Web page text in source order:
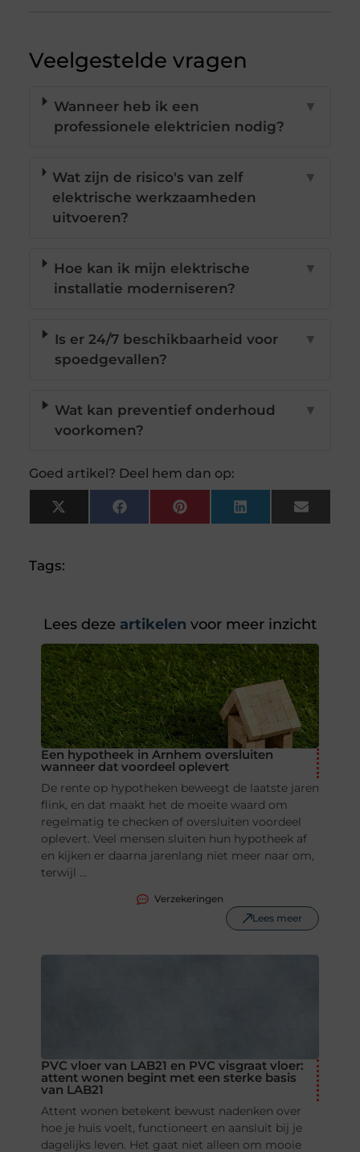
Veelgestelde vragen
Wanneer heb ik een
professionele elektricien nodig?
▼
Wat zijn de risico's van zelf
elektrische werkzaamheden
uitvoeren?
▼
Hoe kan ik mijn elektrische
installatie moderniseren?
▼
Is er 24/7 beschikbaarheid voor
spoedgevallen?
▼
Wat kan preventief onderhoud
voorkomen?
▼
Goed artikel? Deel hem dan op:
X
(Twitter)
FacebookPinterestLinkedInEmail
Tags:
Lees deze artikelen voor meer inzicht
Een hypotheek in Arnhem oversluiten
wanneer dat voordeel oplevert
De rente op hypotheken beweegt de laatste jaren
flink, en dat maakt het de moeite waard om
regelmatig te checken of oversluiten voordeel
oplevert. Veel mensen sluiten hun hypotheek af
en kijken er daarna jarenlang niet meer naar om,
terwijl ...
Verzekeringen
Lees meer
PVC vloer van LAB21 en PVC visgraat vloer:
attent wonen begint met een sterke basis
van LAB21
Attent wonen betekent bewust nadenken over
hoe je huis voelt, functioneert en aansluit bij je
dagelijks leven. Het gaat niet alleen om mooie